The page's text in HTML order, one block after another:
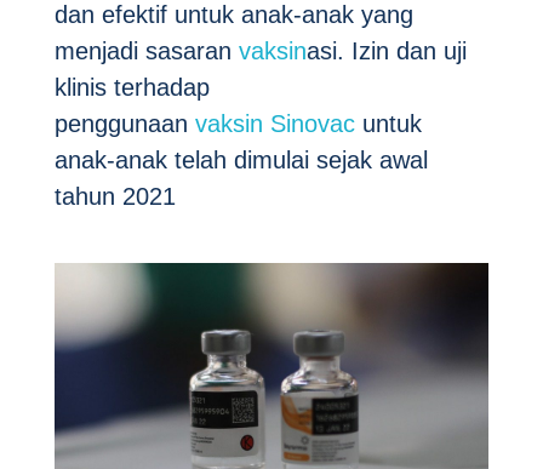
dan efektif untuk anak-anak yang
menjadi sasaran vaksinasi. Izin dan uji
klinis terhadap
penggunaan vaksin Sinovac untuk
anak-anak telah dimulai sejak awal
tahun 2021